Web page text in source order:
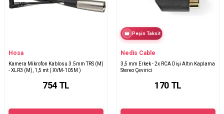
Hosa
Kamera Mikrofon Kablosu 3.5mm TRS (M)
- XLR3 (M), 1,5 mt ( XVM-105M )
754 TL
Peşin Taksit
Nedis Cable
3,5 mm Erkek - 2x RCA Dişi Altın Kaplama
Stereo Çevirici
170 TL